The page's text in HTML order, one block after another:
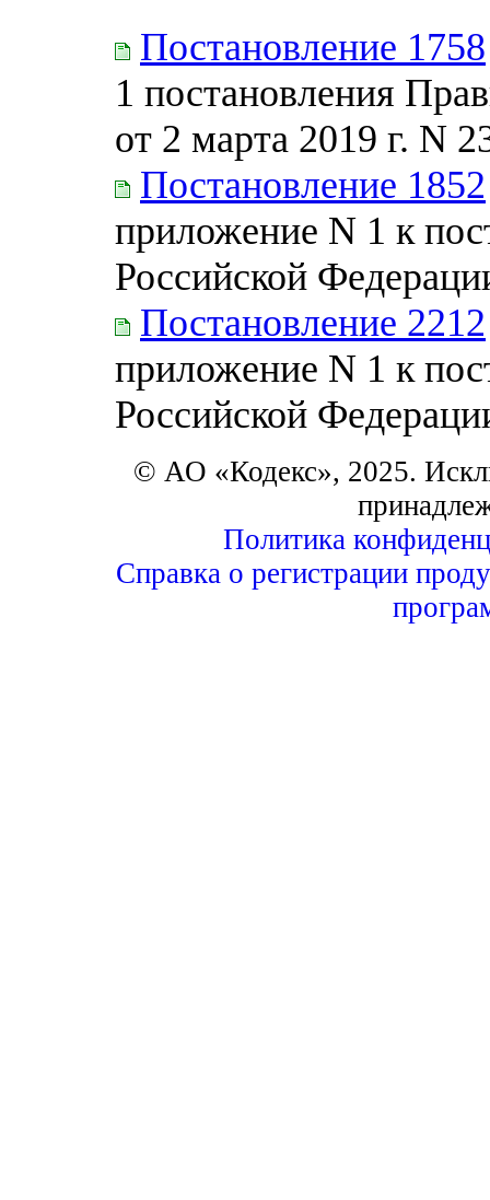
Постановление 1758
1 постановления
от 2 марта 2019 г. N
Постановление 1852
приложение N 1 к
Российской
Постановление 2212
приложение N 1 к
Российской
© АО «Кодекс», 2025.
Политика
Справка о регистрации